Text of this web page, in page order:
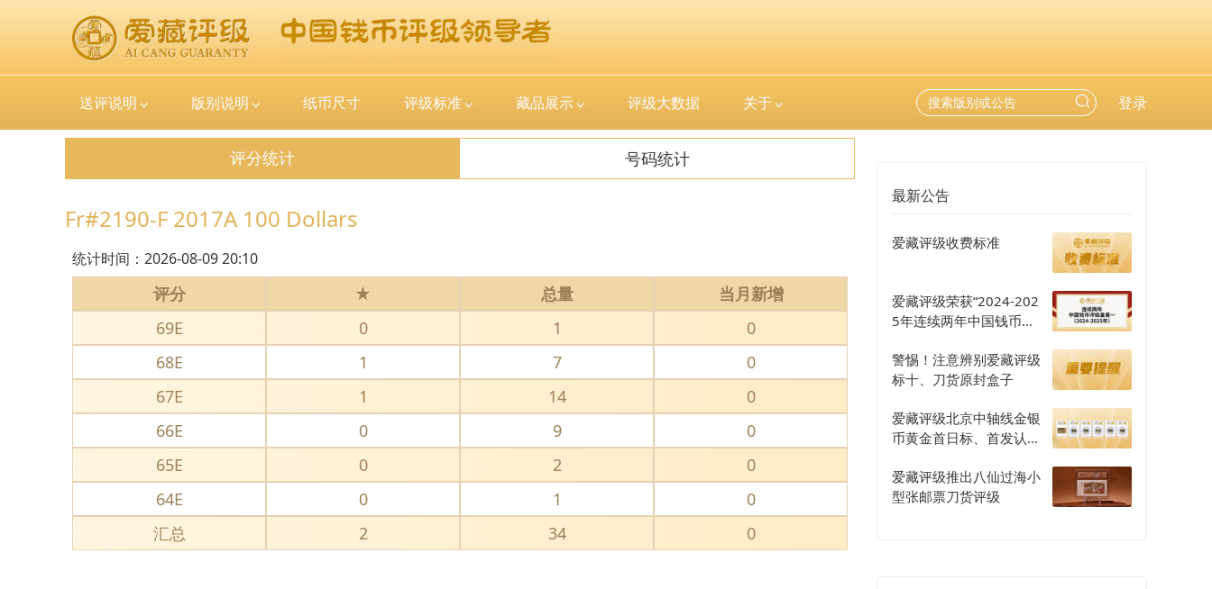
送评说明 版别说明 纸币尺寸 评级标准 藏品展示 评级大数据 关于 登录
评分统计 号码统计
Fr#2190-F 2017A 100 Dollars
统计时间： 2026-08-09 20:10
评分 ★ 总量
当月新增
69E
0 1
0
68E
1 7
0
67E
1 14
0
66E
0 9
0
65E
0 2
0
64E
0 1
0
汇总
2 34 0
最新公告
爱藏评级收费标准
爱藏评级荣获“2024-202
5年连续两年中国钱币评
警惕！注意辨别爱藏评级
标十、刀货原封盒子
爱藏评级北京中轴线金银
币黄金首日标、首发认证
爱藏评级推出八仙过海小
型张邮票刀货评级